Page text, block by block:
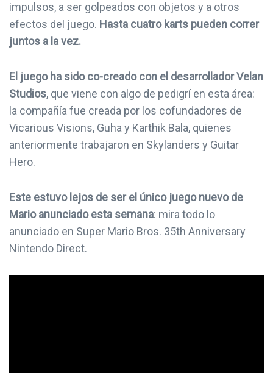
impulsos, a ser golpeados con objetos y a otros
efectos del juego. Hasta cuatro karts pueden correr
juntos a la vez.
El juego ha sido co-creado con el desarrollador Velan
Studios, que viene con algo de pedigrí en esta área:
la compañía fue creada por los cofundadores de
Vicarious Visions, Guha y Karthik Bala, quienes
anteriormente trabajaron en Skylanders y Guitar
Hero.
Este estuvo lejos de ser el único juego nuevo de
Mario anunciado esta semana: mira todo lo
anunciado en Super Mario Bros. 35th Anniversary
Nintendo Direct.